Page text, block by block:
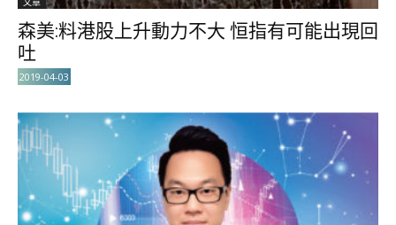
森美:料港股上升動力不大 恒指有可能出現回
吐
2019-04-03